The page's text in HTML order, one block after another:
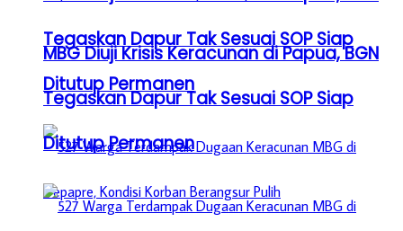
Tegaskan Dapur Tak Sesuai SOP Siap
Ditutup Permanen
MBG Diuji Krisis Keracunan di Papua, BGN
Tegaskan Dapur Tak Sesuai SOP Siap
Ditutup Permanen